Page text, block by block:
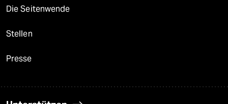
Die Seitenwende
Stellen
Presse